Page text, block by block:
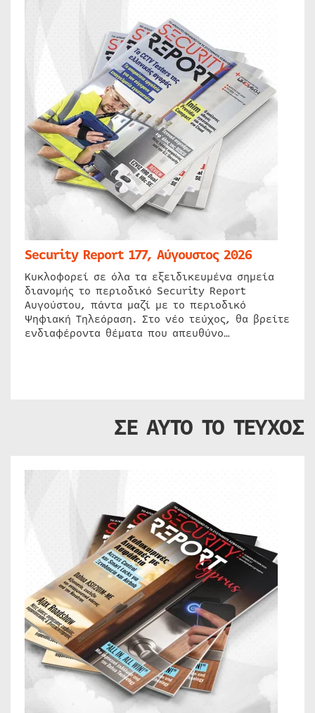
Security Report 177, Αύγουστος 2026
Κυκλοφορεί σε όλα τα εξειδικευμένα σημεία
διανομής το περιοδικό Security Report
Αυγούστου, πάντα μαζί με το περιοδικό
Ψηφιακή Τηλεόραση. Στο νέο τεύχος, θα βρείτε
ενδιαφέροντα θέματα που απευθύνο…
ΣΕ ΑΥΤΟ ΤΟ ΤΕΥΧΟΣ